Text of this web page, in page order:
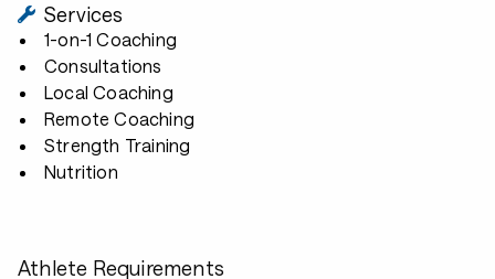
Services
1-on-1 Coaching
Consultations
Local Coaching
Remote Coaching
Strength Training
Nutrition
Athlete Requirements